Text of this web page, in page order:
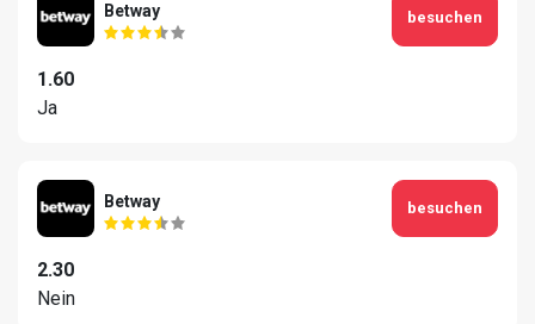
Betway
1.60
Ja
besuchen
Betway
2.30
Nein
besuchen